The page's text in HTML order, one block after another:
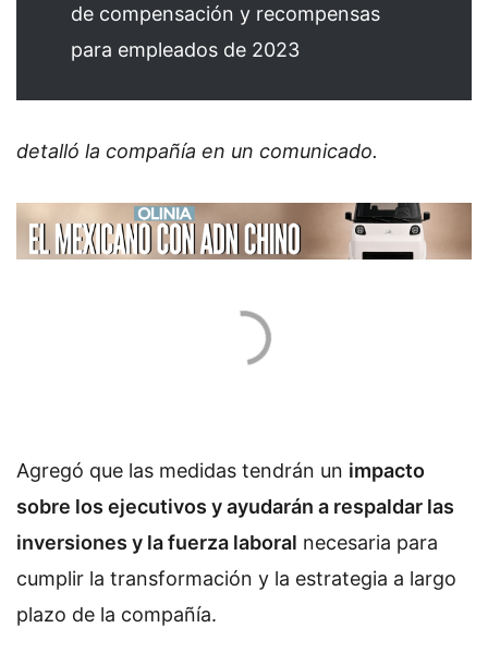
de compensación y recompensas
para empleados de 2023
detalló la compañía en un comunicado.
Agregó que las medidas tendrán un impacto
sobre los ejecutivos y ayudarán a respaldar las
inversiones y la fuerza laboral necesaria para
cumplir la transformación y la estrategia a largo
plazo de la compañía.